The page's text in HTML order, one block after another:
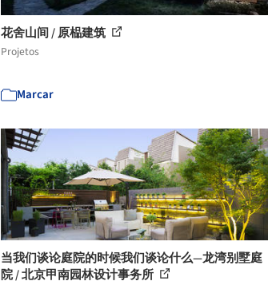
花舍山间 / 原榀建筑
Projetos
Marcar
当我们谈论庭院的时候我们谈论什么—龙湾别墅庭
院 / 北京甲南园林设计事务所